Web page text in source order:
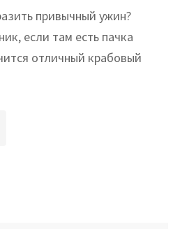
привычный ужин?
если там есть пачка
отличный крабовый